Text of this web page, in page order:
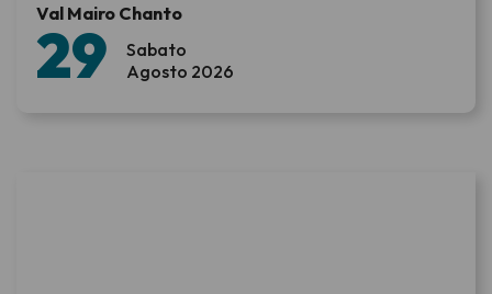
Sabato
29 Agosto 2026
Val Mairo Chanto